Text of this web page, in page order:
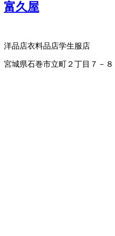
富久屋
洋品店衣料品店学生服店
宮城県石巻市立町２丁目７－８